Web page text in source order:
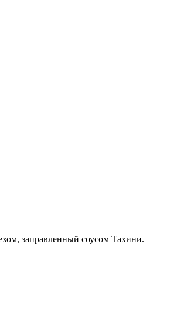
заправленный соусом Тахини.